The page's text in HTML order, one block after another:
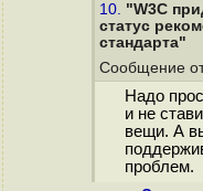
10. "W3C
статус
стандарта"
Сообщение
Надо
и не
вещи. А
проблем.